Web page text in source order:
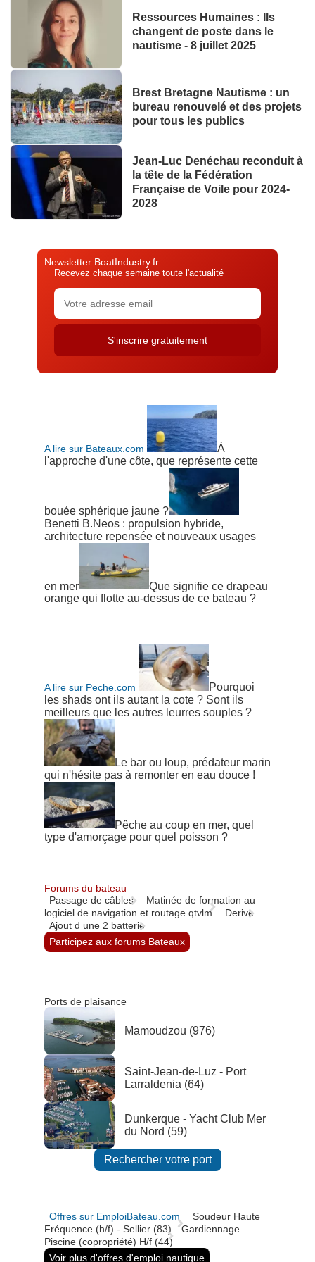
Ressources Humaines : Ils
changent de poste dans le
nautisme - 8 juillet 2025
Brest Bretagne Nautisme : un
bureau renouvelé et des projets
pour tous les publics
Jean-Luc Denéchau reconduit à
la tête de la Fédération
Française de Voile pour 2024-
2028
Newsletter BoatIndustry.fr
Recevez chaque semaine toute l'actualité
A lire sur Bateaux.com
À
l'approche d'une côte, que représente cette
bouée sphérique jaune ?
Benetti B.Neos : propulsion hybride,
architecture repensée et nouveaux usages
en mer
Que signifie ce drapeau
orange qui flotte au-dessus de ce bateau ?
A lire sur Peche.com
Pourquoi
les shads ont ils autant la cote ? Sont ils
meilleurs que les autres leurres souples ?
Le bar ou loup, prédateur marin
qui n'hésite pas à remonter en eau douce !
Pêche au coup en mer, quel
type d'amorçage pour quel poisson ?
Forums du bateau
Passage de câbles
Matinée de formation au
logiciel de navigation et routage qtvlm
Derive
Ajout d une 2 batterie
Participez aux forums Bateaux
Ports de plaisance
Mamoudzou (976)
Saint-Jean-de-Luz - Port
Larraldenia (64)
Dunkerque - Yacht Club Mer
du Nord (59)
Rechercher votre port
Offres sur EmploiBateau.com
Soudeur Haute
Fréquence (h/f) - Sellier (83)
Gardiennage
Piscine (copropriété) H/f (44)
Voir plus d'offres d'emploi nautique